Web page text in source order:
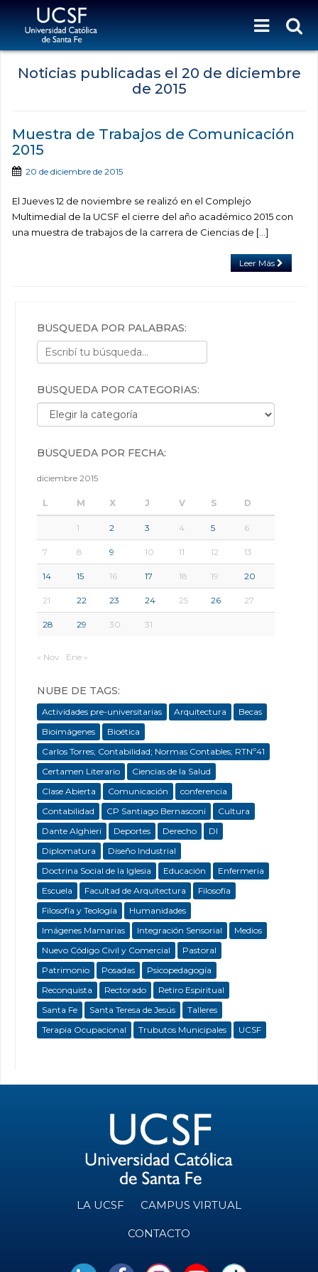
Noticias publicadas el 20 de diciembre
de 2015
Muestra de Trabajos de Comunicación
2015
20 de diciembre de 2015
El Jueves 12 de noviembre se realizó en el Complejo
Multimedial de la UCSF el cierre del año académico 2015 con
una muestra de trabajos de la carrera de Ciencias de […]
Leer Más
BÚSQUEDA POR PALABRAS:
BÚSQUEDA POR CATEGORÍAS:
Búsqueda por categorías:
BÚSQUEDA POR FECHA:
diciembre 2015
L M X J V S D
1 2 3 4 5 6
7 8 9 10 11 12 13
14 15 16 17 18 19 20
21 22 23 24 25 26 27
28 29 30 31
« Nov Ene »
NUBE DE TAGS:
Actividades pre-universitarias Arquitectura
Becas
Bioimágenes
Bioética
Carlos Torres; Contabilidad; Normas Contables; RTNº41
Certamen Literario
Ciencias de la Salud
Clase Abierta
Comunicación
conferencia
Contabilidad
CP Santiago Bernasconi
Cultura
Dante Alghieri
Deportes Derecho
DI
Diplomatura
Diseño Industrial
Doctrina Social de la Iglesia
Educación
Enfermeria
Escuela
Facultad de Arquitectura
Filosofía
Filosofía y Teología
Humanidades
Imágenes Mamarias
Integración Sensorial
Medios
Nuevo Código Civil y Comercial
Pastoral
Patrimonio
Posadas
Psicopedagogía
Reconquista
Rectorado
Retiro Espiritual
Santa Fe
Santa Teresa de Jesús
Talleres
Terapia Ocupacional
Trubutos Municipales UCSF
LA UCSF CAMPUS VIRTUAL
CONTACTO